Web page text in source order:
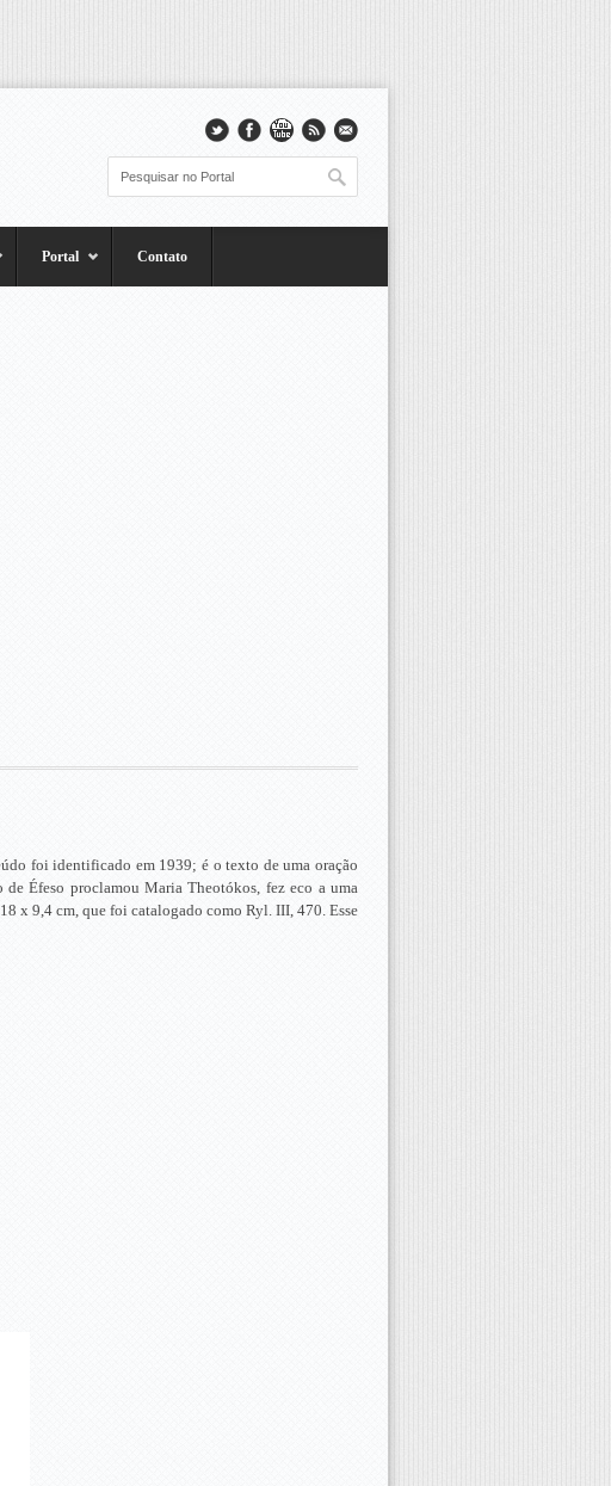
Portal Contato
foi identificado em 1939; é o texto de uma oração
Éfeso proclamou Maria Theotókos, fez eco a uma
x 9,4 cm, que foi catalogado como Ryl. III, 470. Esse